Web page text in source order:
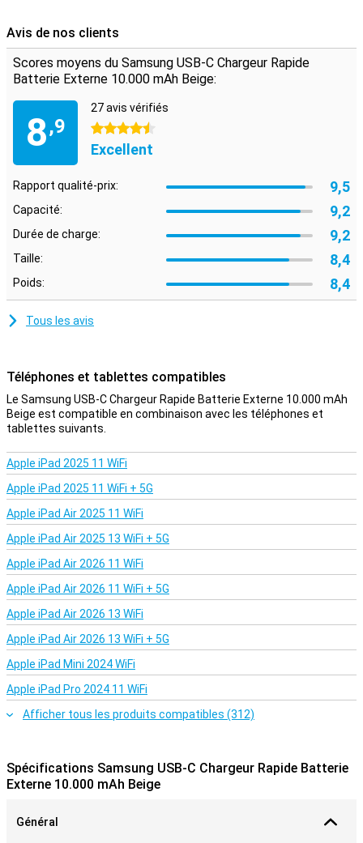
2 dispositifs de charge en même temps
La banque d'alimentation de 2 ports USB.Cela vous permet de
charger 2 appareils en même temps.
Avis de nos clients
Scores moyens du Samsung USB-C Chargeur Rapide
Batterie Externe 10.000 mAh Beige:
8,9
27 avis vérifiés
4.5 étoiles
Excellent
Rapport qualité-prix: 9,5
Capacité: 9,2
Durée de charge: 9,2
Taille: 8,4
Poids: 8,4
Tous les avis
Téléphones et tablettes compatibles
Le Samsung USB-C Chargeur Rapide Batterie Externe 10.000 mAh
Beige est compatible en combinaison avec les téléphones et
tablettes suivants.
Apple iPad 2025 11 WiFi
Apple iPad 2025 11 WiFi + 5G
Apple iPad Air 2025 11 WiFi
Apple iPad Air 2025 13 WiFi + 5G
Apple iPad Air 2026 11 WiFi
Apple iPad Air 2026 11 WiFi + 5G
Apple iPad Air 2026 13 WiFi
Apple iPad Air 2026 13 WiFi + 5G
Apple iPad Mini 2024 WiFi
Apple iPad Pro 2024 11 WiFi
Afficher tous les produits compatibles (312)
Spécifications Samsung USB-C Chargeur Rapide Batterie
Externe 10.000 mAh Beige
Général